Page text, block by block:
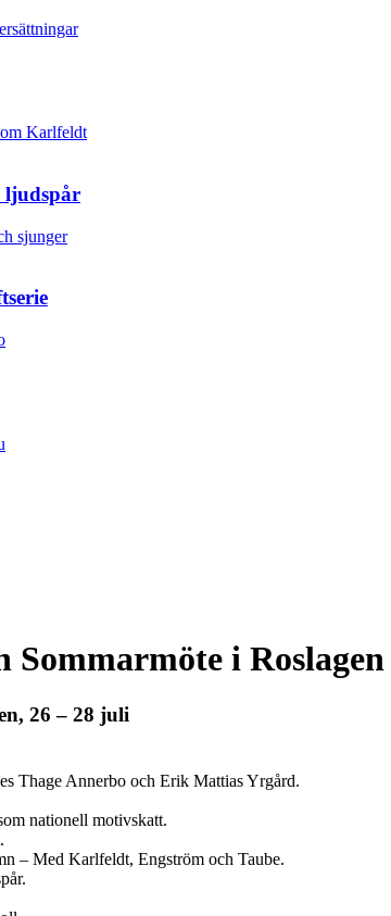
Karlfeldt
ljudspår
sjunger
Sommarmöte i Roslagen
26 – 28 juli
Thage Annerbo och Erik Mattias Yrgård.
nationell motivskatt.
– Med Karlfeldt, Engström och Taube.